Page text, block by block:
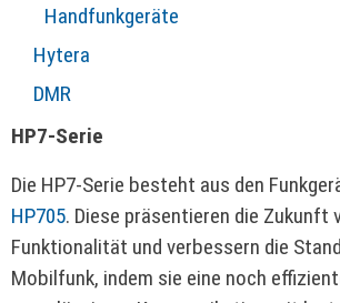
HP7-Serie
Die HP7-Serie besteht aus den
HP705. Diese präsentieren die Zukunft
Funktionalität und verbessern die
Mobilfunk, indem sie eine noch
Handfunkgeräte
Hytera
DMR